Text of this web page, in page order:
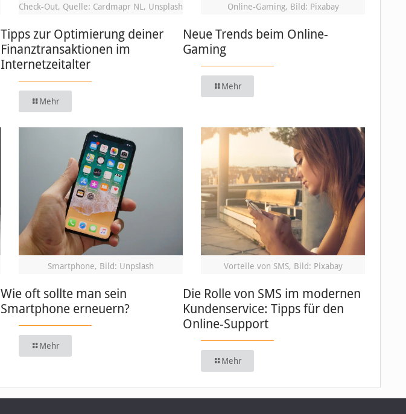
Check-Out, Quelle: Cardmapr NL, Unsplash
Tipps zur Optimierung deiner
Finanztransaktionen im
Internetzeitalter
Mehr
Online-Gaming, Bild: Pixabay
Neue Trends beim Online-
Gaming
Mehr
Smartphone, Bild: Unpslash
Wie oft sollte man sein
Smartphone erneuern?
Mehr
Vorteile von SMS, Bild: Pixabay
Die Rolle von SMS im modernen
Kundenservice: Tipps für den
Online-Support
Mehr